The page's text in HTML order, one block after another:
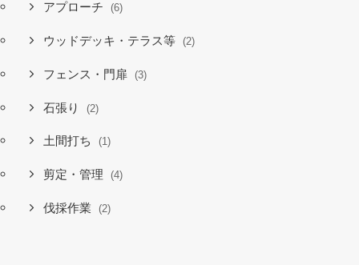
アプローチ (6)
ウッドデッキ・テラス等 (2)
フェンス・門扉 (3)
石張り (2)
土間打ち (1)
剪定・管理 (4)
伐採作業 (2)